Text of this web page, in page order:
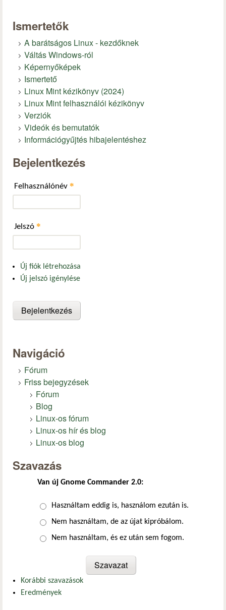
Ismertetők
A barátságos Linux - kezdőknek
Váltás Windows-ról
Képernyőképek
Ismertető
Linux Mint kézikönyv (2024)
Linux Mint felhasználói kézikönyv
Verziók
Videók és bemutatók
Információgyűjtés hibajelentéshez
Bejelentkezés
Felhasználónév *
Jelszó *
Új fiók létrehozása
Új jelszó igénylése
Navigáció
Fórum
Friss bejegyzések
Fórum
Blog
Linux-os fórum
Linux-os hír és blog
Linux-os blog
Szavazás
Van új Gnome Commander 2.0:
Választások
Használtam eddig is, használom ezután is.
Nem használtam, de az újat kipróbálom.
Nem használtam, és ez után sem fogom.
Korábbi szavazások
Eredmények